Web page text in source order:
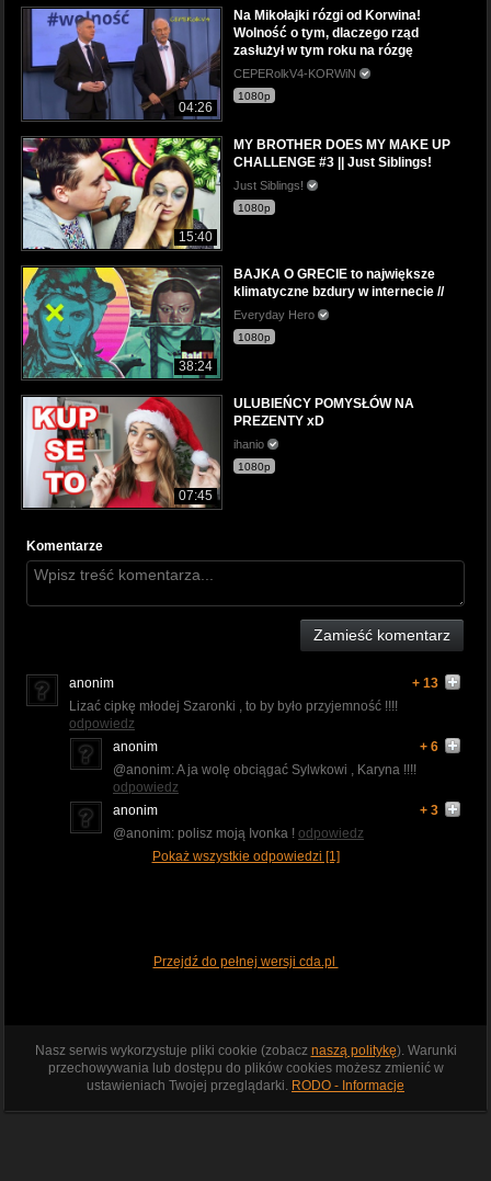
04:26
Na Mikołajki rózgi od Korwina!
Wolność o tym, dlaczego rząd
zasłużył w tym roku na rózgę
CEPERolkV4-KORWiN
1080p
15:40
MY BROTHER DOES MY MAKE UP
CHALLENGE #3 || Just Siblings!
Just Siblings!
1080p
38:24
BAJKA O GRECIE to największe
klimatyczne bzdury w internecie //
Everyday Hero
1080p
07:45
ULUBIEŃCY POMYSŁÓW NA
PREZENTY xD
ihanio
1080p
Komentarze
Zamieść komentarz
anonim
+ 13
Lizać cipkę młodej Szaronki , to by było przyjemność !!!!
odpowiedz
anonim
+ 6
@anonim: A ja wolę obciągać Sylwkowi , Karyna !!!!
odpowiedz
anonim
+ 3
@anonim: polisz moją Ivonka ! odpowiedz
Pokaż wszystkie odpowiedzi [1]
Przejdź do pełnej wersji cda.pl
Nasz serwis wykorzystuje pliki cookie (zobacz naszą politykę). Warunki
przechowywania lub dostępu do plików cookies możesz zmienić w
ustawieniach Twojej przeglądarki. RODO - Informacje